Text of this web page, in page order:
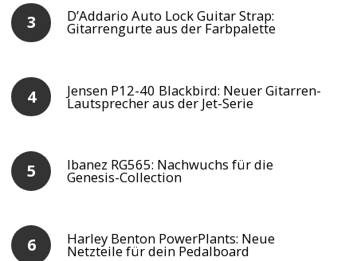
D’Addario Auto Lock Guitar Strap:
Gitarrengurte aus der Farbpalette
Jensen P12-40 Blackbird: Neuer Gitarren-
Lautsprecher aus der Jet-Serie
Ibanez RG565: Nachwuchs für die
Genesis-Collection
Harley Benton PowerPlants: Neue
Netzteile für dein Pedalboard